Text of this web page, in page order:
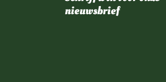
nieuwsbrief